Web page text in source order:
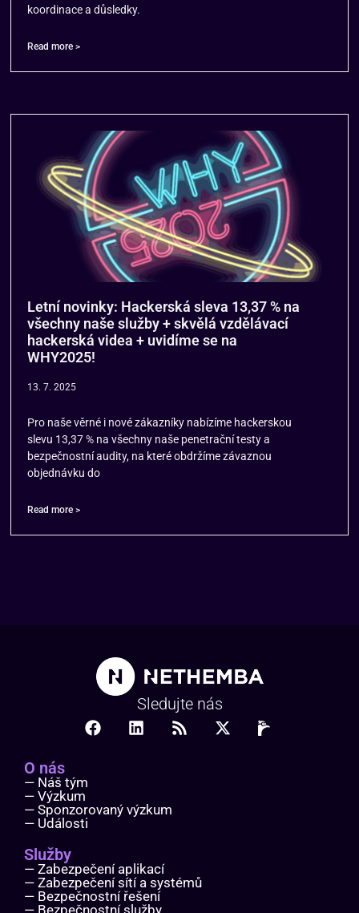
koordinace a důsledky.
Read more >
Letní novinky: Hackerská sleva 13,37 % na
všechny naše služby + skvělá vzdělávací
hackerská videa + uvidíme se na
WHY2025!
13. 7. 2025
Pro naše věrné i nové zákazníky nabízíme hackerskou
slevu 13,37 % na všechny naše penetrační testy a
bezpečnostní audity, na které obdržíme závaznou
objednávku do
Read more >
Sledujte nás
O nás
— Náš tým
— Výzkum
— Sponzorovaný výzkum
— Události
Služby
— Zabezpečení aplikací
— Zabezpečení sítí a systémů
— Bezpečnostní řešení